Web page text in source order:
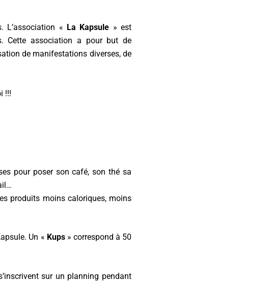
L’association « La Kapsule » est
Cette association a pour but de
de manifestations diverses, de
!!!
pour poser son café, son thé sa
produits moins caloriques, moins
Un « Kups» correspond à 50
sur un planning pendant